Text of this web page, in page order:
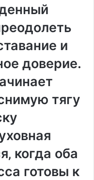
и
доверие.
тягу
когда оба
готовы к